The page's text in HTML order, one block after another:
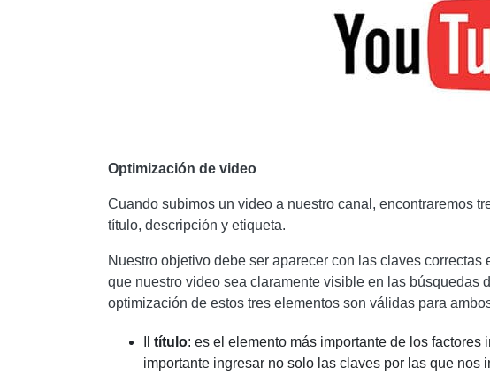
Optimización de video
Cuando subimos un video a nuestro canal, encontraremos
título, descripción y etiqueta.
Nuestro objetivo debe ser aparecer con las claves
que nuestro video sea claramente visible en las búsquedas
optimización de estos tres elementos son válidas para
título: es el elemento más importante de los
importante ingresar no solo las claves por las que nos